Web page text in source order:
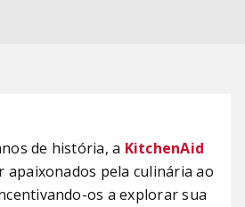
de história, a KitchenAid
pela culinária ao
os a explorar sua